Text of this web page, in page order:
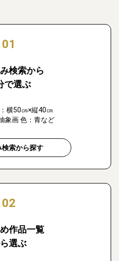
01
検索から
で選ぶ
横50㎝×縦40㎝
象画 色：青など
検索から探す
02
作品一覧
選ぶ